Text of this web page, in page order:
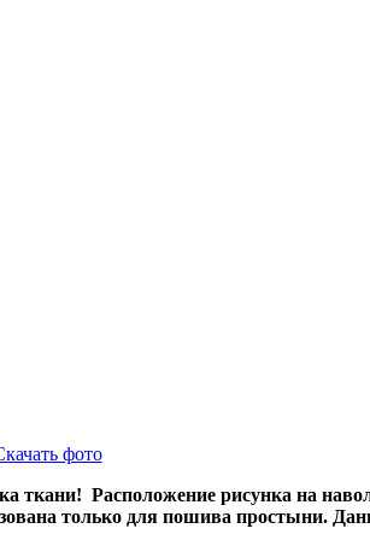
фото
Расположение рисунка на
только для пошива простыни.